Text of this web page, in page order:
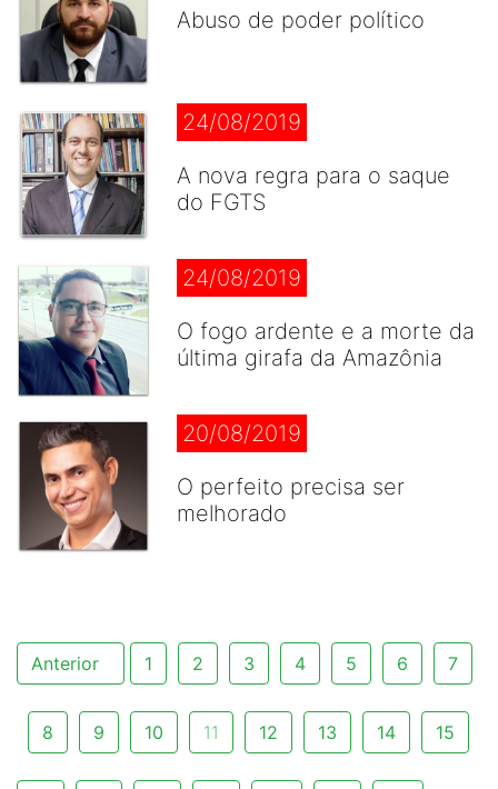
Abuso de poder político
24/08/2019
A nova regra para o saque
do FGTS
24/08/2019
O fogo ardente e a morte da
última girafa da Amazônia
20/08/2019
O perfeito precisa ser
melhorado
Anterior 1 2 3 4 5 6 7
8 9 10 11 12 13 14 15